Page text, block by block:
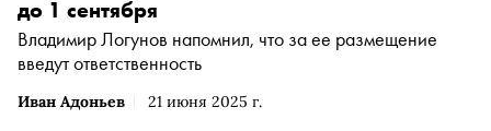
Иван Адоньев 21 июня 2025 г.
до 1 сентября
Владимир Логунов напомнил, что за ее размещение
введут ответственность